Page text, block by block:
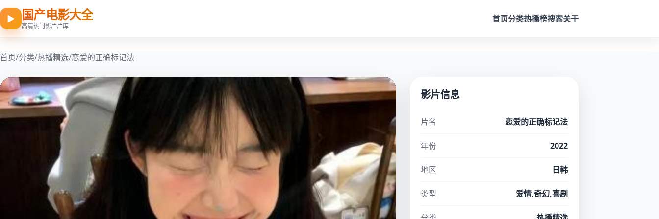
▶ 国产电影大全
高清热门影片片库
首页分类热播榜搜索关于
首页/分类/热播精选/恋爱的正确标记法
影片信息
片名 恋爱的正确标记法
年份 2022
地区 日韩
类型 爱情,奇幻,喜剧